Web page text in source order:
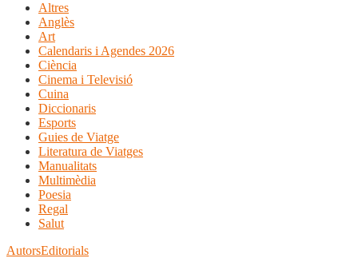
Altres
Anglès
Art
Calendaris i Agendes 2026
Ciència
Cinema i Televisió
Cuina
Diccionaris
Esports
Guies de Viatge
Literatura de Viatges
Manualitats
Multimèdia
Poesia
Regal
Salut
AutorsEditorials